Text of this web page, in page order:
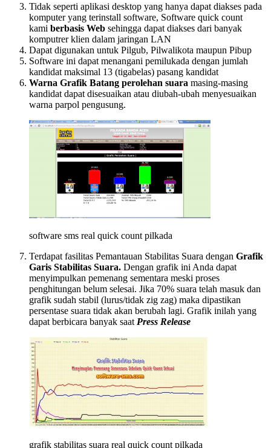
Tidak seperti aplikasi desktop yang hanya dapat diakses pada
komputer yang terinstall software, Software quick count
kami berbasis Web sehingga dapat diakses dari banyak
komputrer klien dalam jaringan LAN
Dapat digunakan untuk Pilgub, Pilwalikota maupun Pibup
Software ini dapat menangani pemilukada dengan jumlah
kandidat maksimal 13 (tigabelas) pasang kandidat
Warna Grafik Batang perolehan suara masing-masing
kandidat dapat disesuaikan atau diubah-ubah menyesuaikan
warna parpol pengusung.
software sms real quick count pilkada
Terdapat fasilitas Pemantauan Stabilitas Suara dengan Grafik
Garis Stabilitas Suara. Dengan grafik ini Anda dapat
menyimpulkan pemenang sementara meski proses
penghitungan belum selesai. Jika 70% suara telah masuk dan
grafik sudah stabil (lurus/tidak zig zag) maka dipastikan
persentase suara tidak akan berubah lagi. Grafik inilah yang
dapat berbicara banyak saat Press Release
grafik stabilitas suara real quick count pilkada